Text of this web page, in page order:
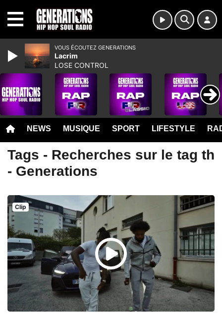
NEWS MUSIQUE SPORT LIFESTYLE
Tags - Recherches sur le tag th
- Generations
Clip
VOUS ÉCOUTEZ GENERATIONS
Lacrim
LOSE CONTROL